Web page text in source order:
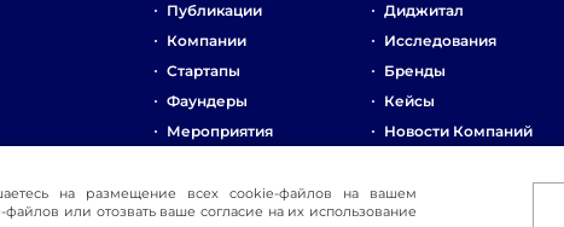
Публикации
Компании
Стартапы
Фаундеры
Мероприятия
Диджитал
Исследования
Бренды
Кейсы
Новости Компаний
Стартапы
на размещение всех cookie-файлов на вашем
или отозвать ваше согласие на их использование